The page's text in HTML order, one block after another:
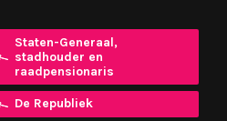
Staten-Generaal,
stadhouder en
raadpensionaris
De Republiek